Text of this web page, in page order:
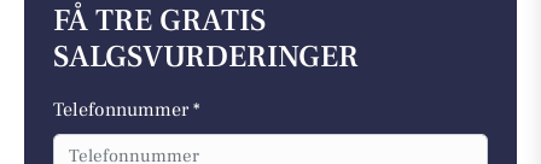
FÅ TRE GRATIS
SALGSVURDERINGER
Telefonnummer *